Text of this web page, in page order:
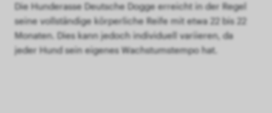
Die Hunderasse Deutsche Dogge erreicht in der Regel
seine vollständige körperliche Reife mit etwa 22 bis 22
Monaten. Dies kann jedoch individuell variieren, da
jeder Hund sein eigenes Wachstumstempo hat.